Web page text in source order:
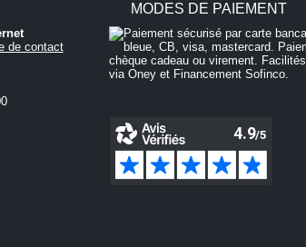
de contact
MODES DE PAIEMENT